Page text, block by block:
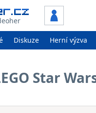
Diskuze Herní výzva
Star